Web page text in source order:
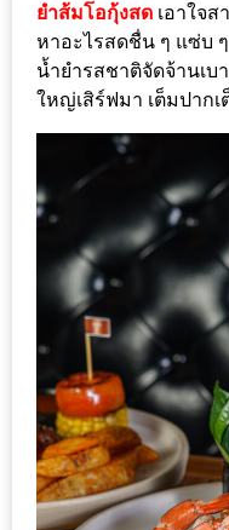
กับ
น้า
อ้วน
ครั้ง
ที่
พา
เพื่อน
มา
ม่วน
กั๋น
บน
INSTAGRAM
รวม
ยำส้มโอกุ้งสด เอาใจ
หาอะไรสดชื่น ๆ แซ่บ
น้ำยำรสชาติจัดจ้านเ
ใหญ่เสิร์ฟมา เต็มปากเ